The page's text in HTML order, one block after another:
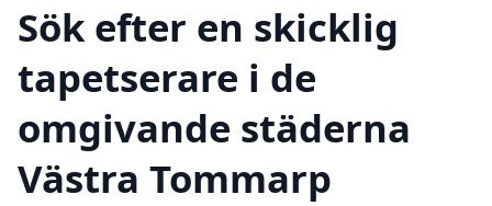
Sök efter en skicklig
tapetserare i de
omgivande städerna
Västra Tommarp